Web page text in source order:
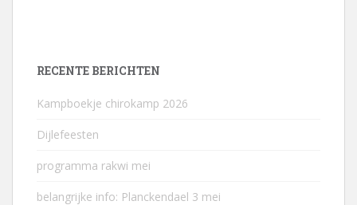
RECENTE BERICHTEN
Kampboekje chirokamp 2026
Dijlefeesten
programma rakwi mei
belangrijke info: Planckendael 3 mei